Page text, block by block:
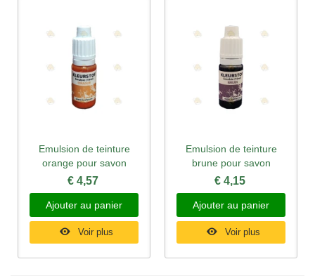
Emulsion de teinture
orange pour savon
€ 4,57
Ajouter au panier
Voir plus
Emulsion de teinture
brune pour savon
€ 4,15
Ajouter au panier
Voir plus